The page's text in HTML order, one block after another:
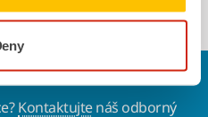
Kontaktujtenáš odborný